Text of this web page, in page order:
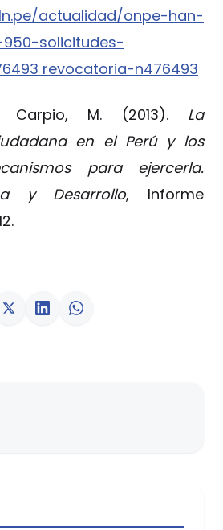
actualidad/onpe-han-
solicitudes-
revocatoria-n476493
Carpio, M. (2013). La
en el Perú y los
para ejercerla.
y Desarrollo, Informe